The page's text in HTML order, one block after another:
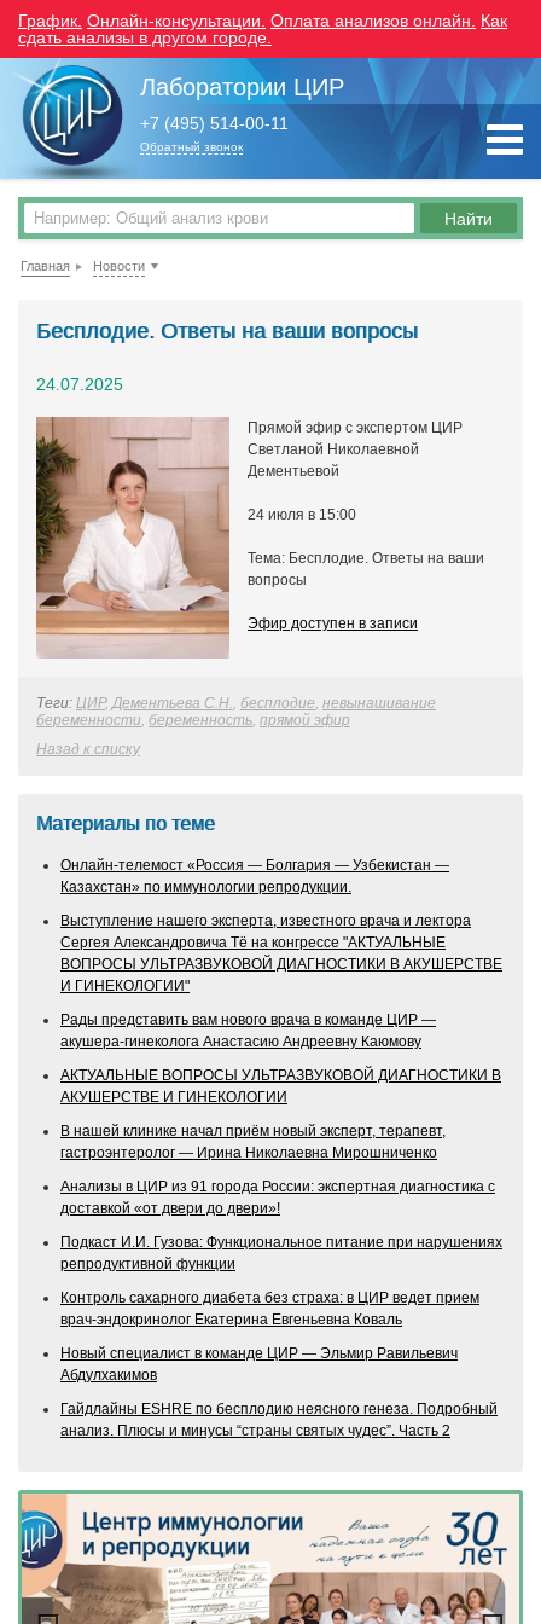
График. Онлайн-консультации. Оплата анализов онлайн.
Как
сдать анализы в другом городе.
Лаборатории ЦИР
+7 (495) 514-00-11
Обратный звонок
Главная Новости
Бесплодие. Ответы на ваши вопросы
24.07.2025
Прямой эфир с экспертом ЦИР
Светланой Николаевной
Дементьевой
24 июля в 15:00
Тема: Бесплодие. Ответы на ваши
вопросы
Эфир доступен в записи
Теги: ЦИР,Дементьева С.Н., бесплодие, невынашивание
беременности, беременность, прямой эфир
Назад к списку
Материалы по теме
Онлайн‑телемост «Россия — Болгария — Узбекистан —
Казахстан» по иммунологии репродукции.
Выступление нашего эксперта, известного врача и лектора
Сергея Александровича Тё на конгрессе "АКТУАЛЬНЫЕ
ВОПРОСЫ УЛЬТРАЗВУКОВОЙ ДИАГНОСТИКИ В АКУШЕРСТВЕ
И ГИНЕКОЛОГИИ"
Рады представить вам нового врача в команде ЦИР —
акушера‑гинеколога Анастасию Андреевну Каюмову
АКТУАЛЬНЫЕ ВОПРОСЫ УЛЬТРАЗВУКОВОЙ ДИАГНОСТИКИ В
АКУШЕРСТВЕ И ГИНЕКОЛОГИИ
В нашей клинике начал приём новый эксперт, терапевт,
гастроэнтеролог — Ирина Николаевна Мирошниченко
Анализы в ЦИР из 91 города России: экспертная диагностика с
доставкой «от двери до двери»!
Подкаст И.И. Гузова: Функциональное питание при нарушениях
репродуктивной функции
Контроль сахарного диабета без страха: в ЦИР ведет прием
врач-эндокринолог Екатерина Евгеньевна Коваль
Новый специалист в команде ЦИР — Эльмир Равильевич
Абдулхакимов
Гайдлайны ESHRE по бесплодию неясного генеза. Подробный
анализ. Плюсы и минусы “страны святых чудес”. Часть 2